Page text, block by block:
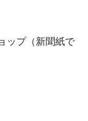
ップ（新聞紙で